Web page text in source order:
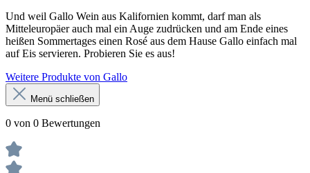
Und weil Gallo Wein aus Kalifornien kommt, darf man als
Mitteleuropäer auch mal ein Auge zudrücken und am Ende eines
heißen Sommertages einen Rosé aus dem Hause Gallo einfach mal
auf Eis servieren. Probieren Sie es aus!
Weitere Produkte von Gallo
Menü schließen
0 von 0 Bewertungen